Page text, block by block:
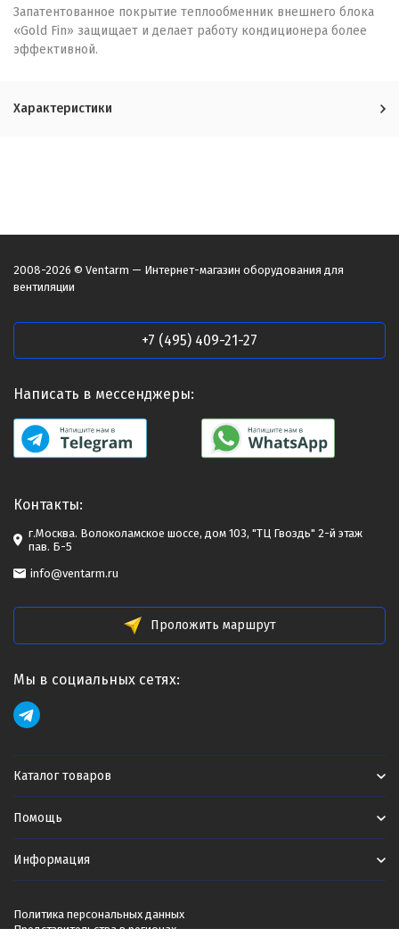
Запатентованное покрытие теплообменник внешнего блока
«Gold Fin» защищает и делает работу кондиционера более
эффективной.
Характеристики
2008-2026 © Ventarm — Интернет-магазин оборудования для
вентиляции
+7 (495) 409-21-27
Написать в мессенджеры:
Контакты:
г.Москва. Волоколамское шоссе, дом 103, "ТЦ Гвоздь" 2-й этаж
пав. Б-5
info@ventarm.ru
Проложить маршрут
Мы в социальных сетях:
Каталог товаров
Помощь
Информация
Политика персональных данных
Представительства в регионах